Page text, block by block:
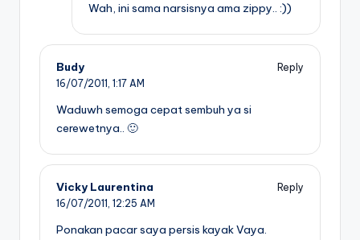
Wah, ini sama narsisnya ama zippy.. :))
Budy
Reply
16/07/2011, 1:17 AM
Waduwh semoga cepat sembuh ya si
cerewetnya.. 🙂
Vicky Laurentina
Reply
16/07/2011, 12:25 AM
Ponakan pacar saya persis kayak Vaya.